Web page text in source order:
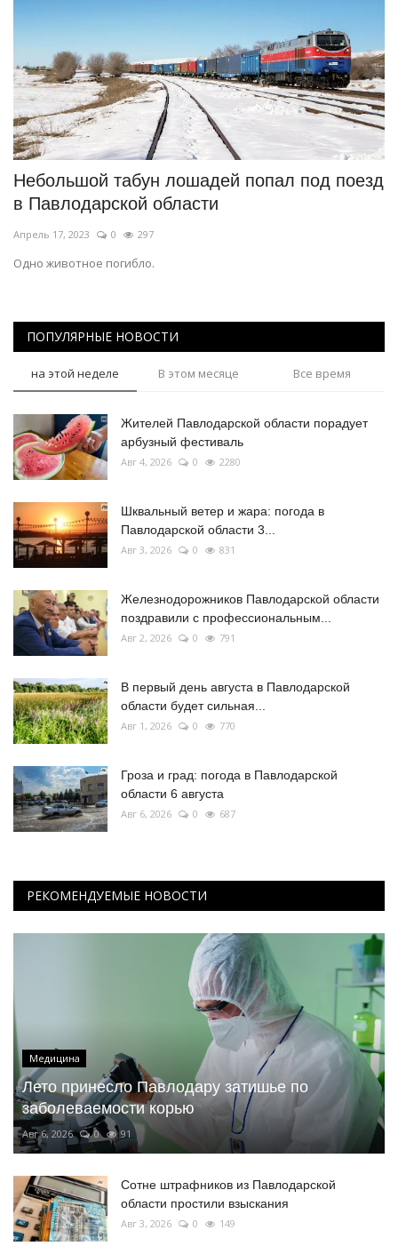
Небольшой табун лошадей попал под поезд
в Павлодарской области
Апрель 17, 2023 0 297
Одно животное погибло.
ПОПУЛЯРНЫЕ НОВОСТИ
на этой неделе В этом месяце Все время
Жителей Павлодарской области порадует
арбузный фестиваль
Авг 4, 2026 0 2280
Шквальный ветер и жара: погода в
Павлодарской области 3...
Авг 3, 2026 0 831
Железнодорожников Павлодарской области
поздравили с профессиональным...
Авг 2, 2026 0 791
В первый день августа в Павлодарской
области будет сильная...
Авг 1, 2026 0 770
Гроза и град: погода в Павлодарской
области 6 августа
Авг 6, 2026 0 687
РЕКОМЕНДУЕМЫЕ НОВОСТИ
Медицина
Лето принесло Павлодару затишье по
заболеваемости корью
Авг 6, 2026 0 91
Сотне штрафников из Павлодарской
области простили взыскания
Авг 3, 2026 0 149